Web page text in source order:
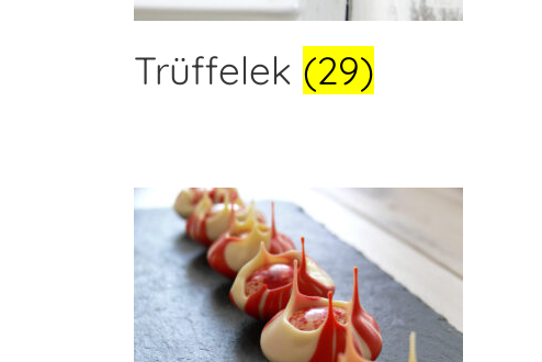
Trüffelek (29)